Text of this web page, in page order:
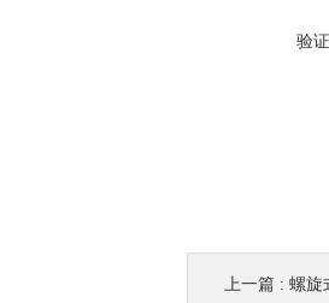
验
上一篇 : 螺旋